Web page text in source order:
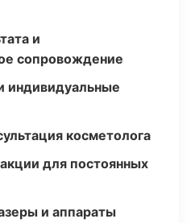
и
сопровождение
индивидуальные
косметолога
для постоянных
и аппараты